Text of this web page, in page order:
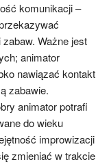
komunikacji –
Ważne jest
animator
nawiązać kontakt
zabawie.
animator potrafi
do wieku
improwizacji
zmieniać w trakcie